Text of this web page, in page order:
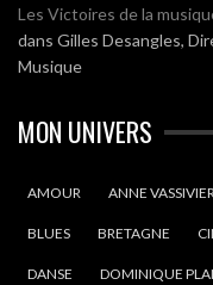
Les Victoires de la
dans Gilles Desangles,
Musique
MON UNIVERS
AMOUR ANNE
BLUES BRETAGNE
DANSE DOMINIQUE